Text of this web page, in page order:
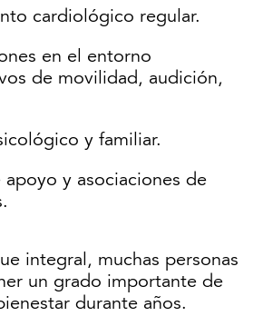
cardiológico regular.
en el entorno
de movilidad, audición,
y familiar.
apoyo y asociaciones de
integral, muchas personas
un grado importante de
durante años.